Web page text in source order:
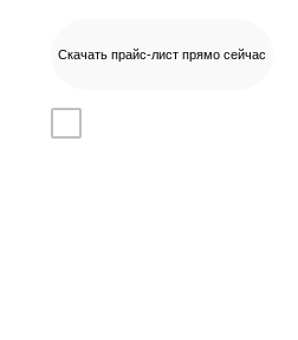
Скачать прайс-лист прямо сейчас